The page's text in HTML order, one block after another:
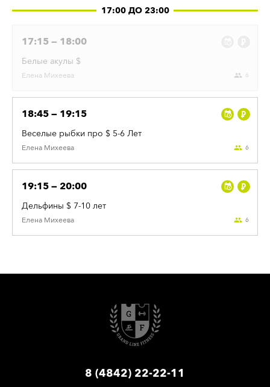
17:00 ДО 23:00
17:15 — 18:00
Белые акулы $
Елена Михеева 6
18:45 — 19:15
Веселые рыбки про $ 5-6 Лет
Елена Михеева 6
19:15 — 20:00
Дельфины $ 7-10 лет
Елена Михеева 6
8 (4842) 22-22-11